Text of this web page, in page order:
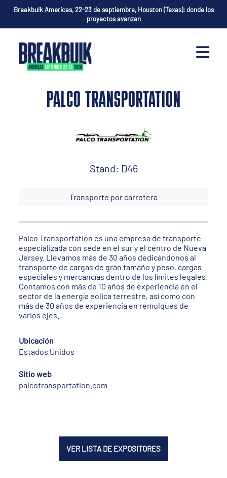
Breakbulk Americas, 22-23 de septiembre, Houston (Texas): donde los
proyectos avanzan
PALCO TRANSPORTATION
Stand: D46
Transporte por carretera
Palco Transportation es una empresa de transporte
especializada con sede en el sur y el centro de Nueva
Jersey. Llevamos más de 30 años dedicándonos al
transporte de cargas de gran tamaño y peso, cargas
especiales y mercancías dentro de los límites legales.
Contamos con más de 10 años de experiencia en el
sector de la energía eólica terrestre, así como con
más de 30 años de experiencia en remolques de
varios ejes.
Ubicación
Estados Unidos
Sitio web
palcotransportation.com
VER LISTA DE EXPOSITORES